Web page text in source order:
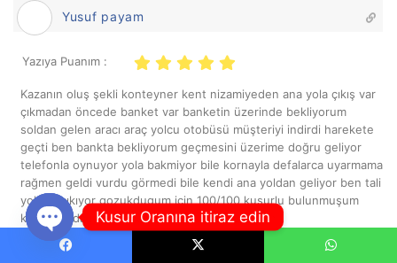
Yusuf payam
Yazıya Puanım :
Kazanın oluş şekli konteyner kent nizamiyeden ana yola çıkış var
çıkmadan öncede banket var banketin üzerinde bekliyorum
soldan gelen aracı araç yolcu otobüsü müşteriyi indirdi harekete
geçti ben bankta bekliyorum geçmesini üzerime doğru geliyor
telefonla oynuyor yola bakmiyor bile kornayla defalarca uyarmama
rağmen geldi vurdu görmedi bile kendi ana yoldan geliyor ben tali
yoldan çıkıyor gozukdugum için 100/100 kusurlu bulunmuşum
komisyonda ne yapmam gerek tesekur ederim
Yanıtları Görüntüle
Kusur Oranına itiraz edin
Open